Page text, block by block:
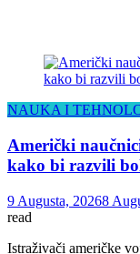
NAUKA I
Američki
kako bi razvili
9 Augusta, 20268
read
Istraživači američke